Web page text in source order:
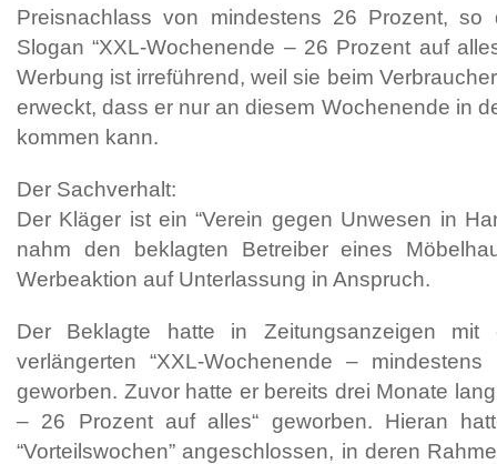
Preisnachlass von mindestens 26 Prozent,
Slogan “XXL-Wochenende – 26 Prozent auf
Werbung ist irreführend, weil sie beim
erweckt, dass er nur an diesem Wochenende in
kommen kann.
Der Sachverhalt:
Der Kläger ist ein “Verein gegen Unwesen in
nahm den beklagten Betreiber eines
Werbeaktion auf Unterlassung in Anspruch.
Der Beklagte hatte in Zeitungsanzeigen
verlängerten “XXL-Wochenende –
geworben. Zuvor hatte er bereits drei Monate
– 26 Prozent auf alles“ geworben. Hieran
“Vorteilswochen” angeschlossen, in deren